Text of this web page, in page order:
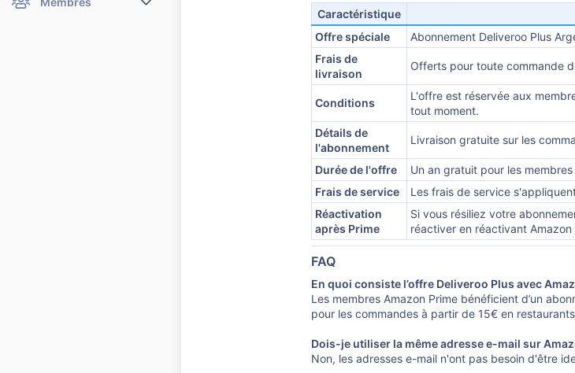
Caractéristique
Offre spéciale
Abonnement Deliveroo Plus
Frais de
livraison
Offerts pour toute commande
Conditions
L'offre est réservée aux
tout moment.
Détails de
l'abonnement
Livraison gratuite sur les
Durée de l'offre
Un an gratuit pour les membres
Frais de service
Les frais de service
Réactivation
après Prime
Si vous résiliez votre
réactiver en réactivant
FAQ
En quoi consiste l’offre Deliveroo Plus avec
Les membres Amazon Prime bénéficient d’un
pour les commandes à partir de 15€ en
Dois-je utiliser la même adresse e-mail sur
Non, les adresses e-mail n'ont pas besoin d'être